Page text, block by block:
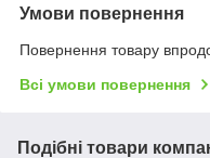
Умови повернення
Повернення товару
Всі умови повернення
Подібні товари